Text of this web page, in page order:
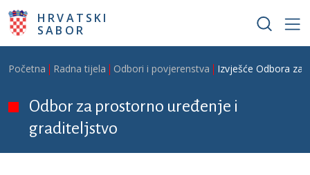
Skoči na glavni sadržaj
HRVATSKI
SABOR
Breadcrumb
Početna Radna tijela Odbori i povjerenstva Izvješće Odbora za
Odbor za prostorno uređenje i
graditeljstvo